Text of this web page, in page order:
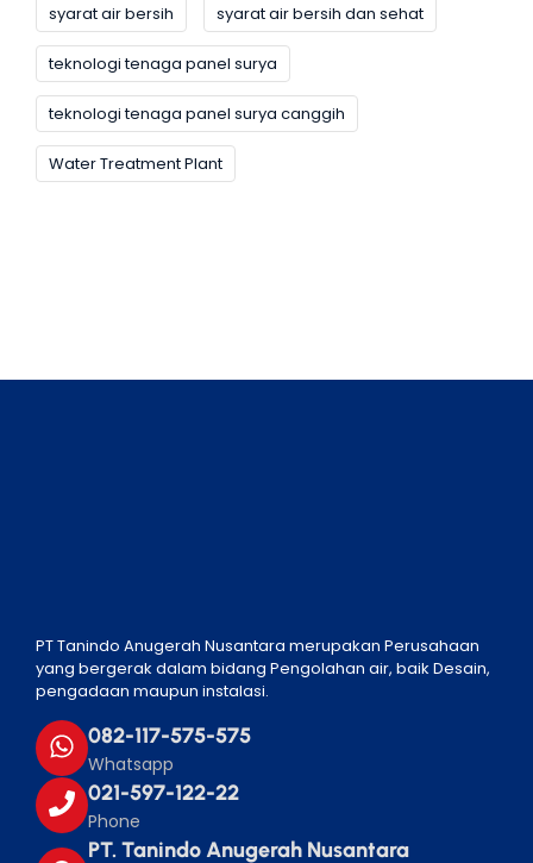
syarat air bersih syarat air bersih dan sehat
teknologi tenaga panel surya
teknologi tenaga panel surya canggih
Water Treatment Plant
PT Tanindo Anugerah Nusantara merupakan Perusahaan
yang bergerak dalam bidang Pengolahan air, baik Desain,
pengadaan maupun instalasi.
082-117-575-575
Whatsapp
021-597-122-22
Phone
PT. Tanindo Anugerah Nusantara